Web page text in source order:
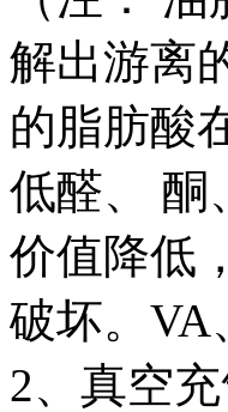
解出游离
的脂肪酸
低醛、 酮
价值降低
破坏。VA
2、真空